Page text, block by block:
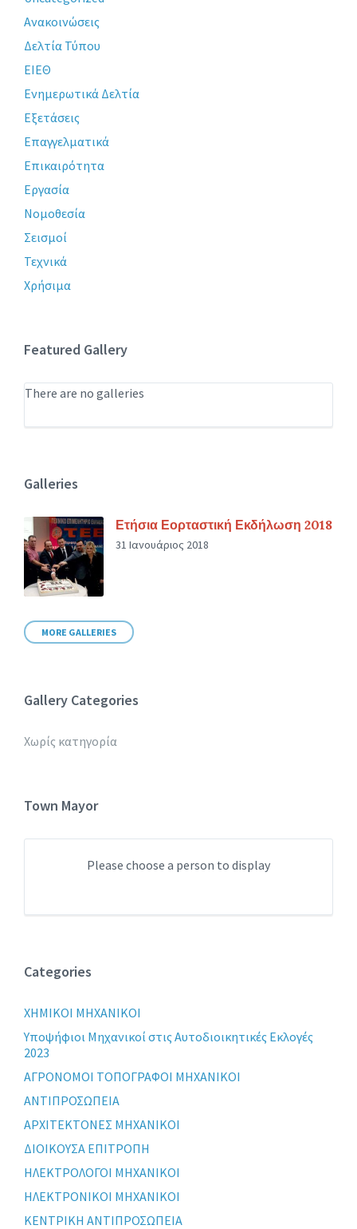
Ανακοινώσεις
Δελτία Τύπου
ΕΙΕΘ
Ενημερωτικά Δελτία
Εξετάσεις
Επαγγελματικά
Επικαιρότητα
Εργασία
Νομοθεσία
Σεισμοί
Τεχνικά
Χρήσιμα
Featured Gallery
There are no galleries
Galleries
Ετήσια Εορταστική Εκδήλωση 2018
31 Ιανουάριος 2018
MORE GALLERIES
Gallery Categories
Χωρίς κατηγορία
Town Mayor
Please choose a person to display
Categories
XHMIKOI MHXANIKOI
Yποψήφιοι Μηχανικοί στις Αυτοδιοικητικές Εκλογές
2023
ΑΓΡΟΝΟΜΟΙ ΤΟΠΟΓΡΑΦΟΙ ΜΗΧΑΝΙΚΟΙ
ΑΝΤΙΠΡΟΣΩΠΕΙΑ
ΑΡΧΙΤΕΚΤΟΝΕΣ ΜΗΧΑΝΙΚΟΙ
ΔΙΟΙΚΟΥΣΑ ΕΠΙΤΡΟΠΗ
ΗΛΕΚΤΡΟΛΟΓΟΙ ΜΗΧΑΝΙΚΟΙ
ΗΛΕΚΤΡΟΝΙΚΟΙ ΜΗΧΑΝΙΚΟΙ
ΚΕΝΤΡΙΚΗ ΑΝΤΙΠΡΟΣΩΠΕΙΑ